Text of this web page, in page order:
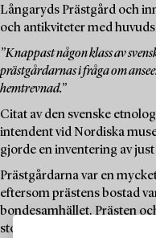
Långaryds Prästgård och
och antikviteter med
”Knappast någon klass av
prästgårdarnas i fråga om
hemtrevnad.”
Citat av den svenske
intendent vid Nordiska
gjorde en inventering av
Prästgårdarna var en
eftersom prästens bostad
bondesamhället. Prästen
stor läskunnighet som